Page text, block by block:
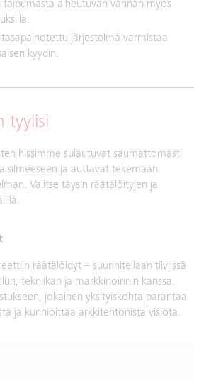
taipumasta aiheutuvan värinän myös
tasapainotettu järjestelmä varmistaa
kyydin.
tyylisi
hissimme sulautuvat saumattomasti
ja auttavat tekemään
Valitse täysin räätälöityjen ja
räätälöidyt – suunnitellaan tiiviissä
tekniikan ja markkinoinnin kanssa.
jokainen yksityiskohta parantaa
ja kunnioittaa arkkitehtonista visiota.